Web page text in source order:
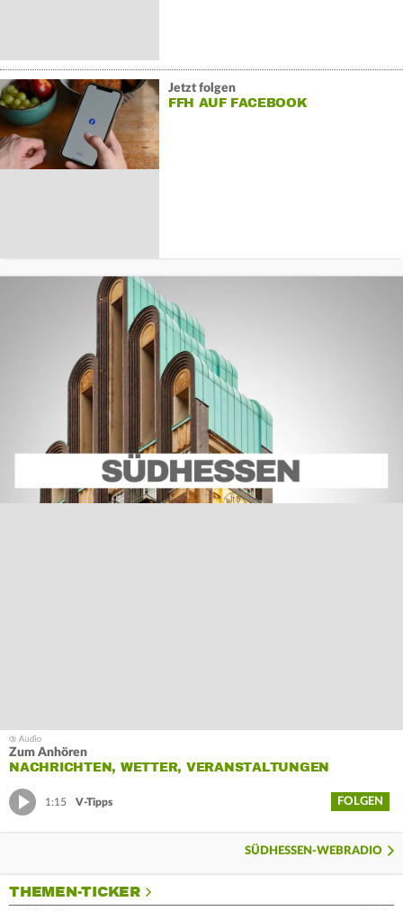
Jetzt folgen
FFH AUF FACEBOOK
Zum Anhören
NACHRICHTEN, WETTER, VERANSTALTUNGEN
1:15 V-Tipps FOLGEN
SÜDHESSEN-WEBRADIO
THEMEN-TICKER